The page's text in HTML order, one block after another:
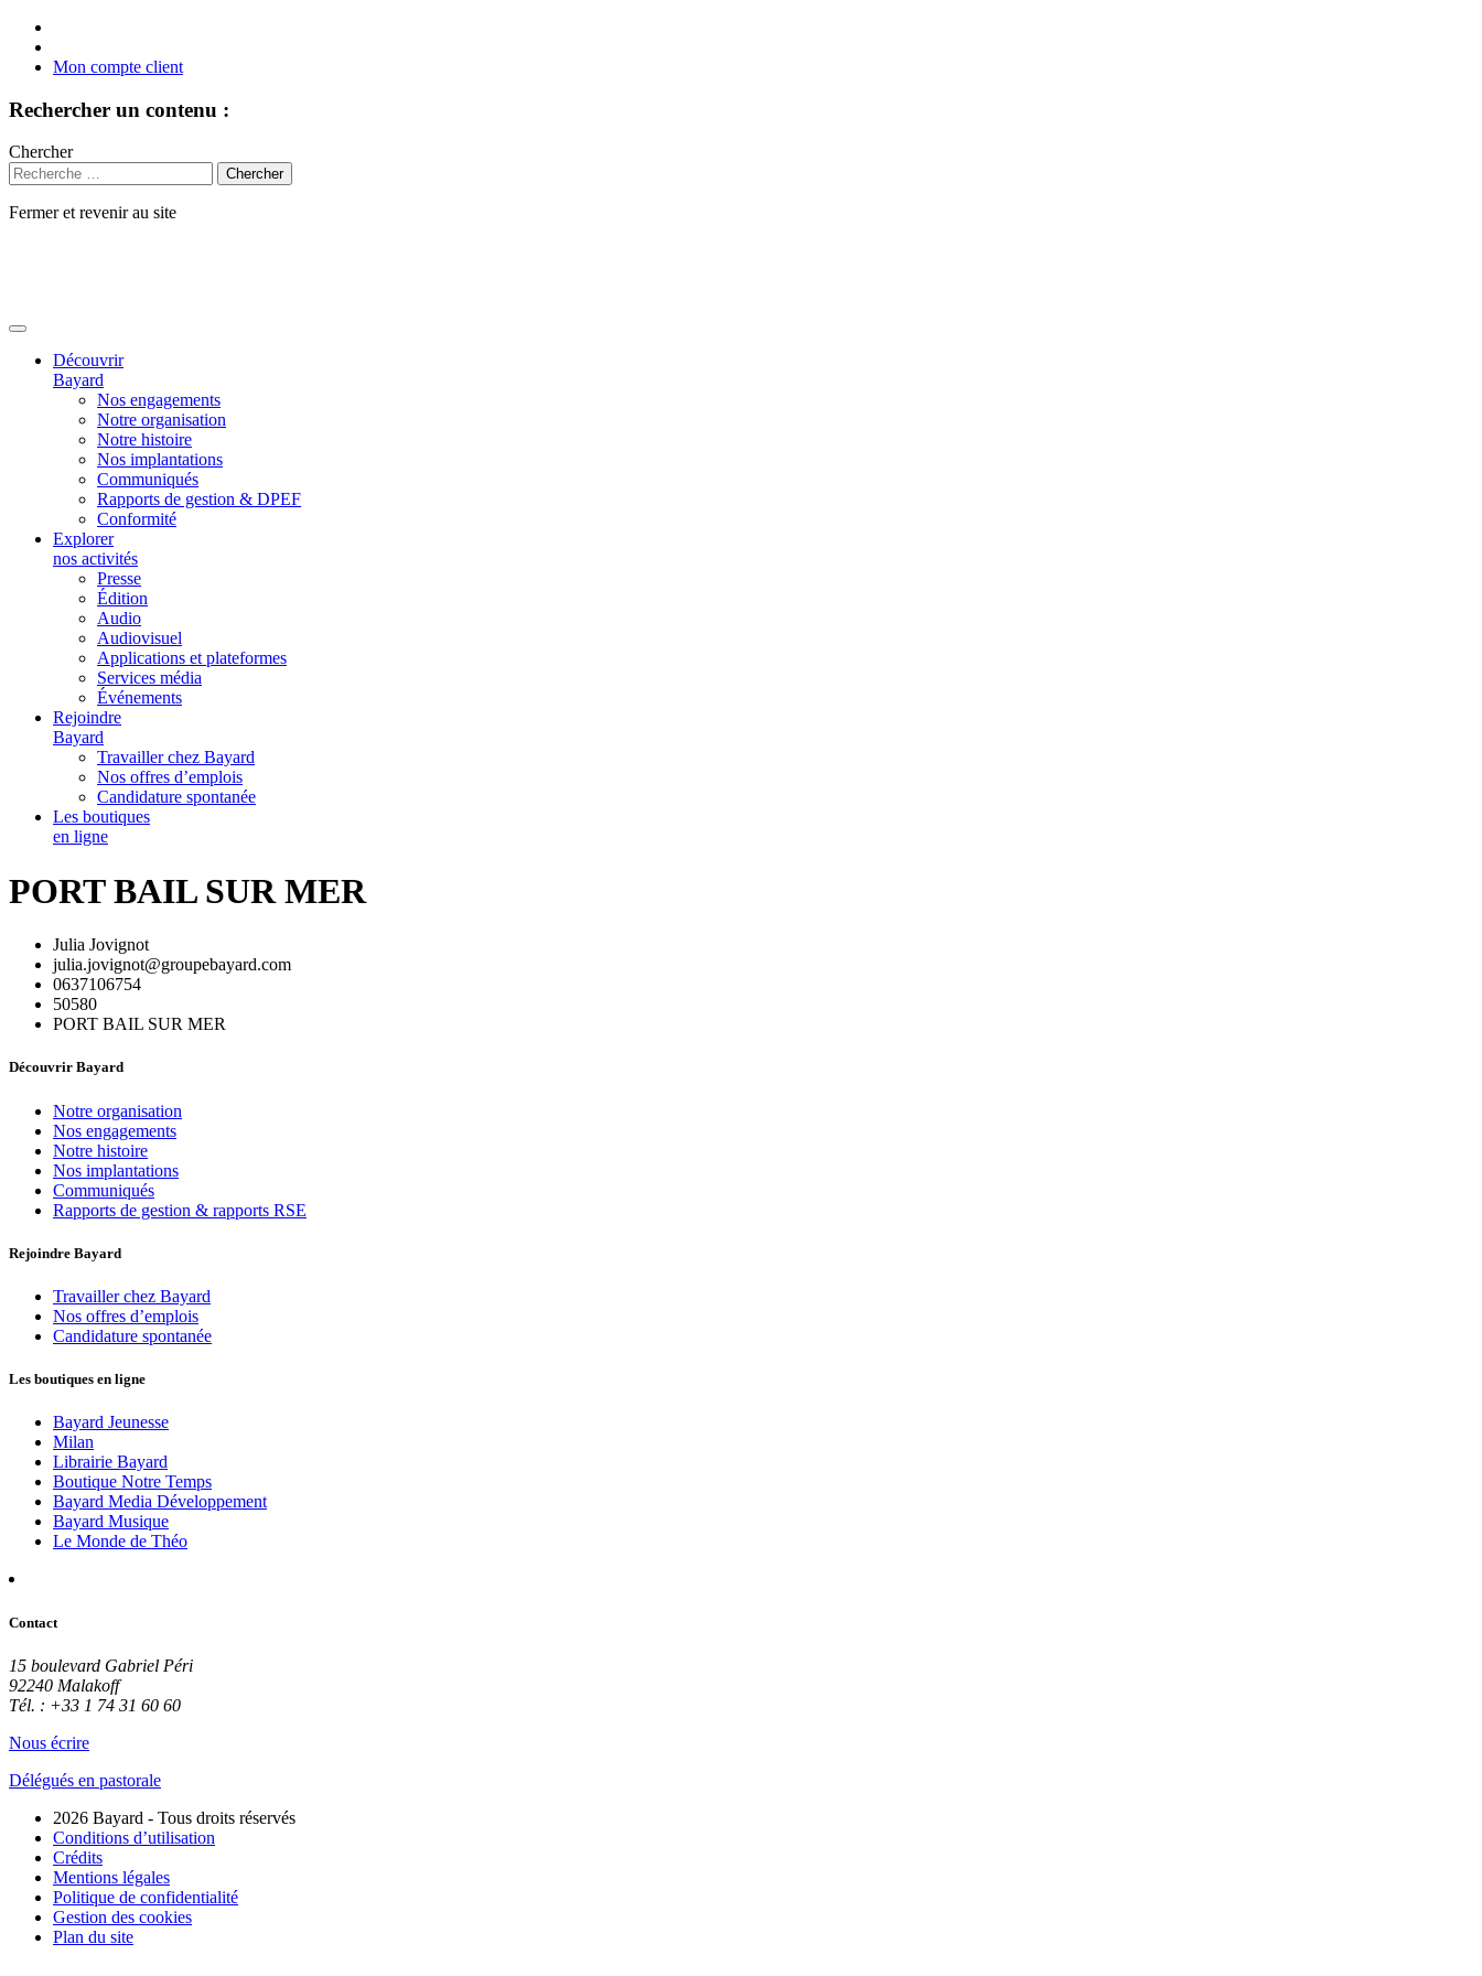
Mon compte client
Rechercher un contenu :
Chercher
Fermer et revenir au site
Découvrir
Bayard
Nos engagements
Notre organisation
Notre histoire
Nos implantations
Communiqués
Rapports de gestion & DPEF
Conformité
Explorer
nos activités
Presse
Édition
Audio
Audiovisuel
Applications et plateformes
Services média
Événements
Rejoindre
Bayard
Travailler chez Bayard
Nos offres d’emplois
Candidature spontanée
Les boutiques
en ligne
PORT BAIL SUR MER
Julia Jovignot
julia.jovignot@groupebayard.com
0637106754
50580
PORT BAIL SUR MER
Découvrir Bayard
Notre organisation
Nos engagements
Notre histoire
Nos implantations
Communiqués
Rapports de gestion & rapports RSE
Rejoindre Bayard
Travailler chez Bayard
Nos offres d’emplois
Candidature spontanée
Les boutiques en ligne
Bayard Jeunesse
Milan
Librairie Bayard
Boutique Notre Temps
Bayard Media Développement
Bayard Musique
Le Monde de Théo
Contact
15 boulevard Gabriel Péri
92240 Malakoff
Tél. : +33 1 74 31 60 60
Nous écrire
Délégués en pastorale
2026 Bayard - Tous droits réservés
Conditions d’utilisation
Crédits
Mentions légales
Politique de confidentialité
Gestion des cookies
Plan du site